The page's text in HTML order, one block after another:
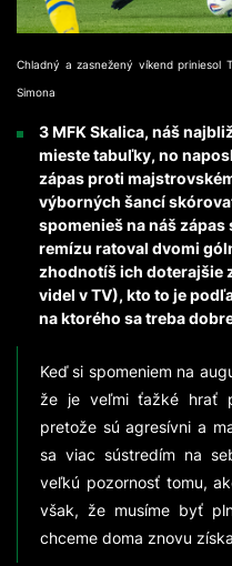
Chladný a zasnežený víkend priniesol
Simona
3 MFK Skalica, náš
mieste tabuľky, no
zápas proti
výborných šancí
spomenieš na náš
remízu ratoval dvomi
zhodnotíš ich doterajšie
videl v TV), kto to je
na ktorého sa treba
Keď si spomeniem na
že je veľmi ťažké hrať
pretože sú agresívni a
sa viac sústredím na
veľkú pozornosť tomu,
však, že musíme byť
chceme doma znovu